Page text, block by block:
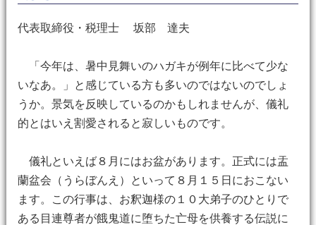
代表取締役・税理士 坂部 達夫
「今年は、暑中見舞いのハガキが例年に比べて少な
いなあ。」と感じている方も多いのではないのでしょ
うか。景気を反映しているのかもしれませんが、儀礼
的とはいえ割愛されると寂しいものです。
儀礼といえば８月にはお盆があります。正式には盂
蘭盆会（うらぼんえ）といって８月１５日におこない
ます。この行事は、お釈迦様の１０大弟子のひとりで
ある目連尊者が餓鬼道に堕ちた亡母を供養する伝説に